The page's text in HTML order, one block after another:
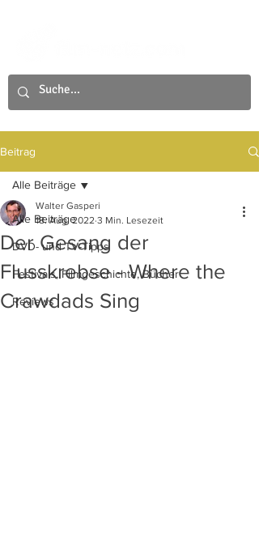
Beitrag
Alle Beiträge
DVD- und TV-Tipps
Festivals, Filmgeschichte, Bücher
Reviews
Alle Beiträge
Der Gesang der
Flusskrebse - Where the
Crawdads Sing
Walter Gasperi
18. Aug. 2022 3 Min. Lesezeit